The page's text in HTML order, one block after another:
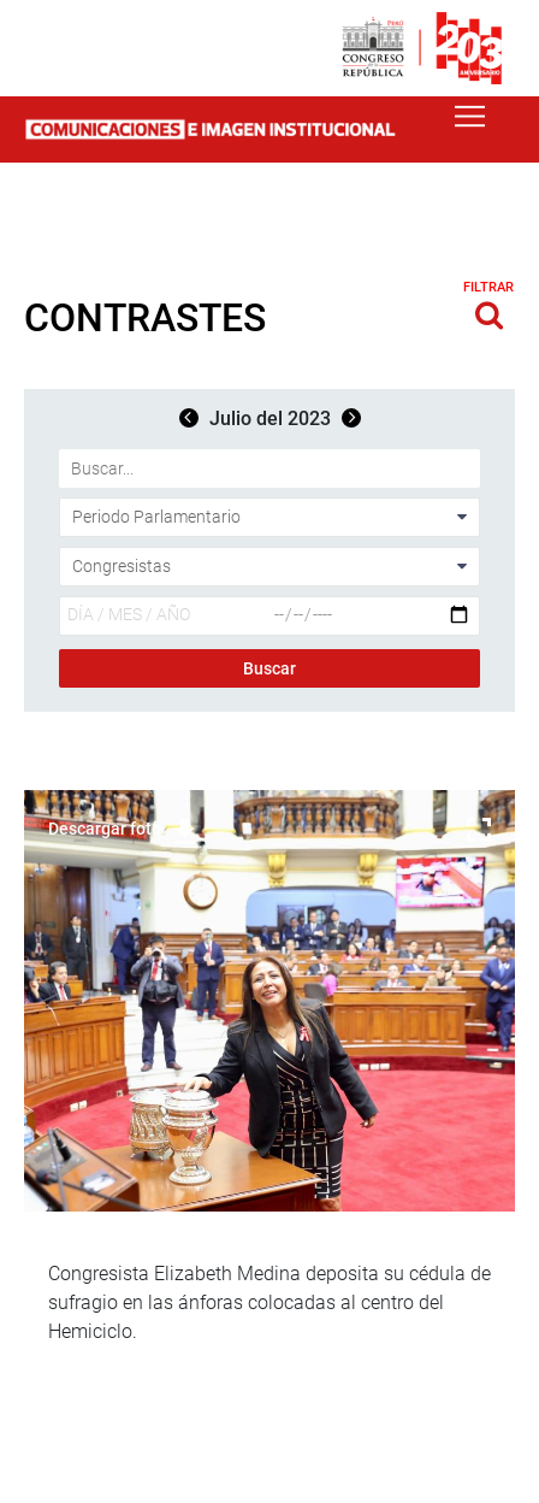
CONTRASTES
FILTRAR
Julio del 2023
Descargar foto
Congresista Elizabeth Medina deposita su cédula de
sufragio en las ánforas colocadas al centro del
Hemiciclo.